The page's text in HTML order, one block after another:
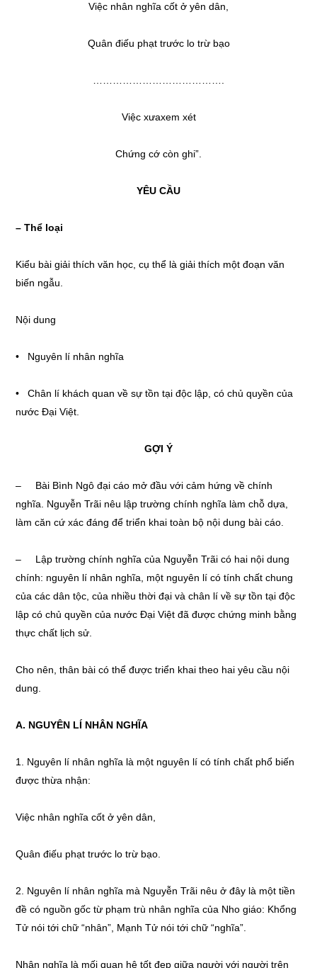
Việc nhân nghĩa cốt ở yên dân,
Quân điếu phạt trước lo trừ bạo
Việc xưaxem xét
Chứng cớ còn ghi”.
YÊU CẦU
– Thể loại
Kiểu bài giải thích văn học, cụ thể là giải thích một đoạn văn
biến ngẫu.
Nội dung
• Nguyên lí nhân nghĩa
• Chân lí khách quan về sự tồn tại độc lập, có chủ quyền của
nước Đại Việt.
GỢI Ý
– Bài Bình Ngô đại cáo mở đầu với cảm hứng về chính
nghĩa. Nguyễn Trãi nêu lập trường chính nghĩa làm chỗ dựa,
làm căn cứ xác đáng để triển khai toàn bộ nội dung bài cáo.
– Lập trường chính nghĩa của Nguyễn Trãi có hai nội dung
chính: nguyên lí nhân nghĩa, một nguyên lí có tính chất chung
của các dân tộc, của nhiều thời đại và chân lí về sự tồn tại độc
lập có chủ quyền của nước Đại Việt đã được chứng minh bằng
thực chất lịch sử.
Cho nên, thân bài có thể được triển khai theo hai yêu cầu nội
dung.
A. NGUYÊN LÍ NHÂN NGHĨA
1. Nguyên lí nhân nghĩa là một nguyên lí có tính chất phổ biến
được thừa nhận:
Việc nhân nghĩa cốt ở yên dân,
Quân điếu phạt trước lo trừ bạo.
2. Nguyên lí nhân nghĩa mà Nguyễn Trãi nêu ở đây là một tiền
đề có nguồn gốc từ phạm trù nhân nghĩa của Nho giáo: Khổng
Tử nói tới chữ “nhân”, Mạnh Tử nói tới chữ “nghĩa”.
Nhân nghĩa là mối quan hệ tốt đẹp giữa người với người trên